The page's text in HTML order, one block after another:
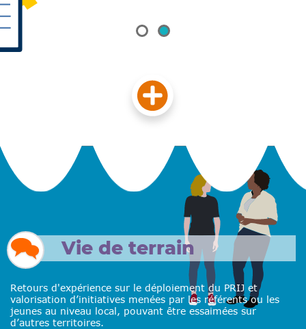
Vie de terrain
Retours d'expérience sur le déploiement du PRIJ et
valorisation d’initiatives menées par les référents ou les
jeunes au niveau local, pouvant être essaimées sur
d’autres territoires.